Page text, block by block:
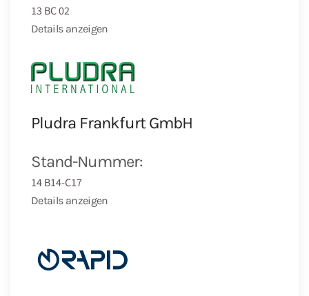
13 BC 02
Details anzeigen
Pludra Frankfurt GmbH
Stand-Nummer:
14 B14-C17
Details anzeigen